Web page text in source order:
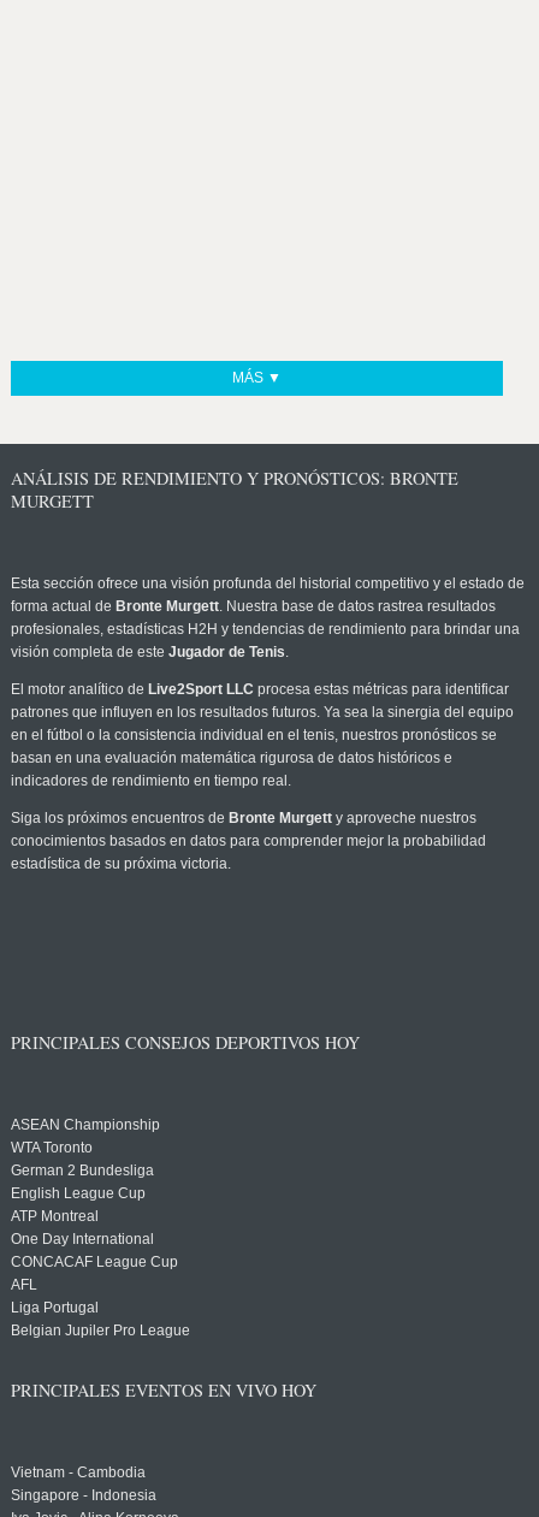
MÁS ▼
ANÁLISIS DE RENDIMIENTO Y PRONÓSTICOS: BRONTE
MURGETT
Esta sección ofrece una visión profunda del historial competitivo y el estado de
forma actual de Bronte Murgett. Nuestra base de datos rastrea resultados
profesionales, estadísticas H2H y tendencias de rendimiento para brindar una
visión completa de este Jugador de Tenis.
El motor analítico de Live2Sport LLC procesa estas métricas para identificar
patrones que influyen en los resultados futuros. Ya sea la sinergia del equipo
en el fútbol o la consistencia individual en el tenis, nuestros pronósticos se
basan en una evaluación matemática rigurosa de datos históricos e
indicadores de rendimiento en tiempo real.
Siga los próximos encuentros de Bronte Murgetty aproveche nuestros
conocimientos basados en datos para comprender mejor la probabilidad
estadística de su próxima victoria.
PRINCIPALES CONSEJOS DEPORTIVOS HOY
ASEAN Championship
WTA Toronto
German 2 Bundesliga
English League Cup
ATP Montreal
One Day International
CONCACAF League Cup
AFL
Liga Portugal
Belgian Jupiler Pro League
PRINCIPALES EVENTOS EN VIVO HOY
Vietnam - Cambodia
Singapore - Indonesia